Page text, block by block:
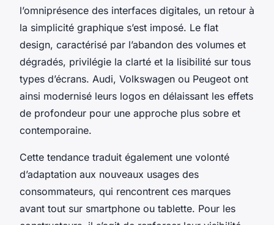
l’omniprésence des interfaces digitales, un retour à
la simplicité graphique s’est imposé. Le flat
design, caractérisé par l’abandon des volumes et
dégradés, privilégie la clarté et la lisibilité sur tous
types d’écrans. Audi, Volkswagen ou Peugeot ont
ainsi modernisé leurs logos en délaissant les effets
de profondeur pour une approche plus sobre et
contemporaine.
Cette tendance traduit également une volonté
d’adaptation aux nouveaux usages des
consommateurs, qui rencontrent ces marques
avant tout sur smartphone ou tablette. Pour les